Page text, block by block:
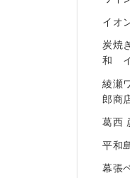
イオ
炭焼
和
綾瀬
郎商
葛西
平和
幕張